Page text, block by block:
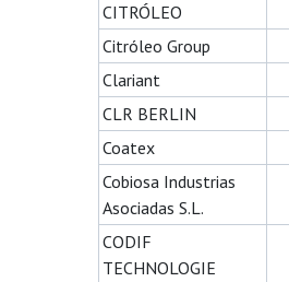
CITRÓLEO
Citróleo Group
Clariant
CLR BERLIN
Coatex
Cobiosa Industrias
Asociadas S.L.
CODIF
TECHNOLOGIE